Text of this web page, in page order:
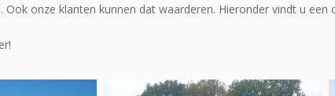
onze klanten kunnen dat waarderen. Hieronder vindt u een